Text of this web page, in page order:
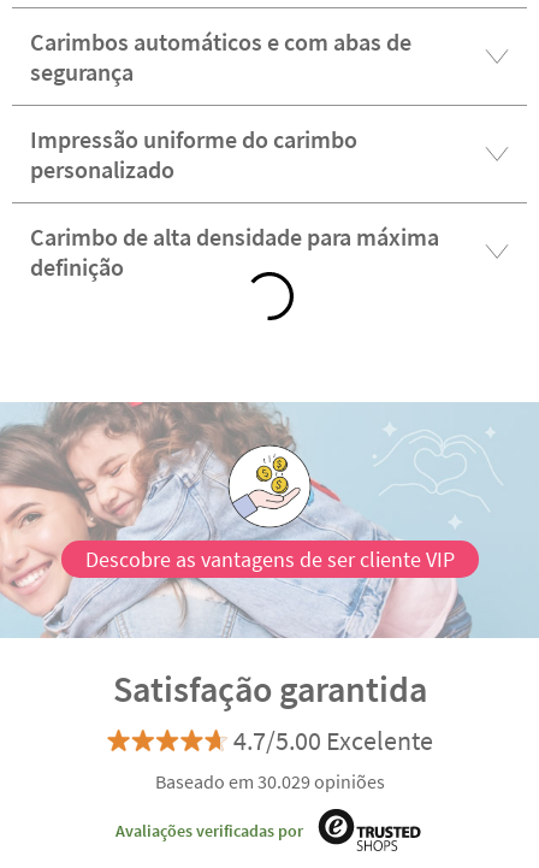
Carimbos automáticos e com abas de
segurança
Impressão uniforme do carimbo
personalizado
Carimbo de alta densidade para máxima
definição
Descobre as vantagens de ser cliente VIP
Satisfação garantida
4.7/5.00 Excelente
Baseado em 30.029 opiniões
Avaliações verificadas por
Entrega2-3 dias